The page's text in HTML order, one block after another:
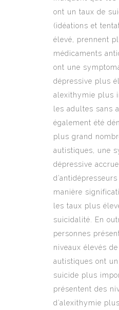
ont un taux de
(idéations et
élevé, prennent
médicaments
ont une
dépressive plus
alexithymie plus
les adultes sans
également été
plus grand
autistiques, une
dépressive
manière
les taux plus
suicidalité. En
personnes
niveaux élevés
autistiques ont
suicide plus
présentent des
d’alexithymie